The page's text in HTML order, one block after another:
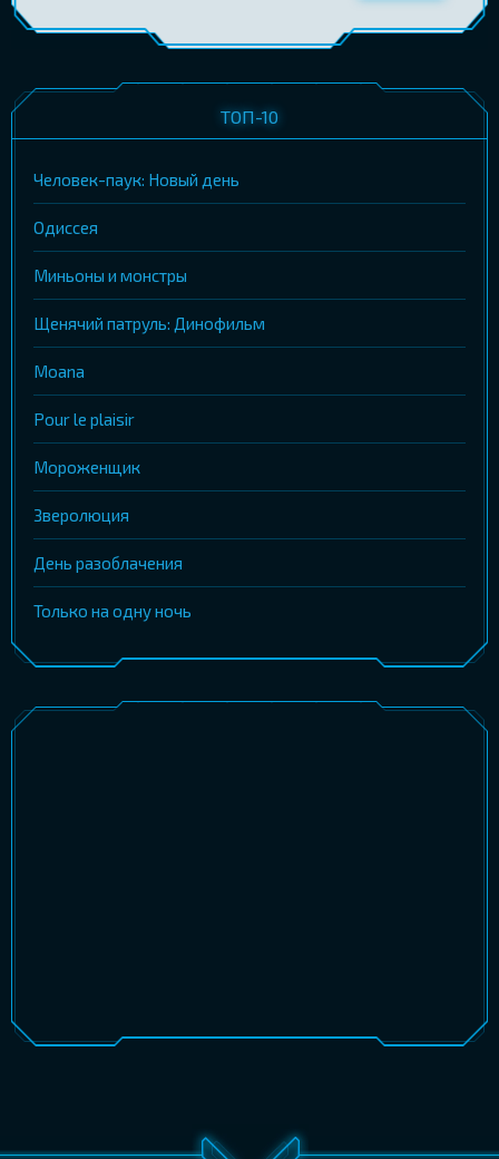
ТОП-10
Человек-паук: Новый день
Одиссея
Миньоны и монстры
Щенячий патруль: Динофильм
Moana
Pour le plaisir
Мороженщик
Зверолюция
День разоблачения
Только на одну ночь